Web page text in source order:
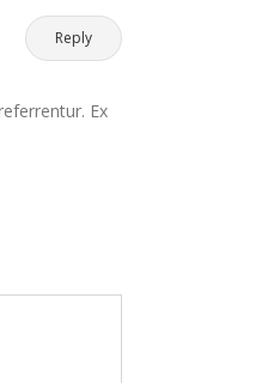
Reply
Ex